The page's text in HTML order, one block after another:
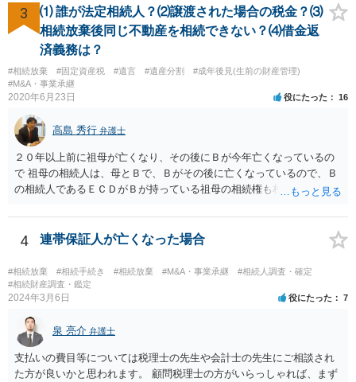
い旨回答すればそれまでです。 相続が開始した場合については先述の
通りです。 民法上の扶養義務はご相談者さまがお考えのほど強いもの
ではありません。 あくまでも、余力の範囲で認められるものです。 親
の介護は子供がみるという民法の条文はありません。 また、親に対す
る扶養義務は配偶者や子に対する扶養義務に比べて弱いものです。 生
まれてすぐ両親が離婚し、その後会っていなかったという事情も、扶
養義務の順位を下げる一つの理由になります。
3
⑴ 誰が法定相続人？⑵譲渡された場合の税金？⑶
相続放棄後同じ不動産を相続できない？⑷借金返
済義務は？
#相続放棄 #固定資産税 #遺言 #遺産分割
#成年後見(生前の財産管理)
#M&A・事業承継
2020年6月23日 役にたった 16
高島 秀行 弁護士
２０年以上前に祖母が亡くなり、その後にＢが今年亡くなっているの
で 祖母の相続人は、母とＢで、Ｂがその後に亡くなっているので、Ｂ
の相続人であるＥＣＤがＢが持っている祖母の相続権も相続すること
Ｅも行う必要があります。 Ｂの配偶者であるＥは常にＢの相続人とな
ります。
4 連帯保証人が亡くなった場合
#相続放棄 #相続手続き #相続放棄 #M&A・事業承継
#相続人調査・確定
#相続財産調査・鑑定
2024年3月6日 役にたった 7
泉 亮介 弁護士
支払いの費目等については税理士の先生や会計士の先生にご相談され
た方が良いかと思われます。 顧問税理士の方がいらっしゃれば、まず